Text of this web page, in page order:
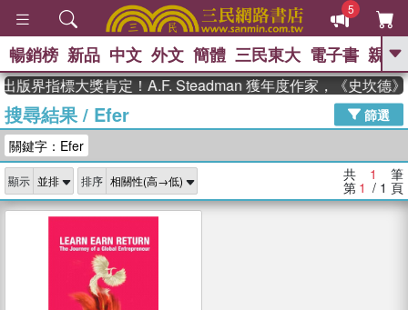
5
GO
高希均教授回憶錄
、 The Odyssey 、 父親節 、 如果歷
獎 臺灣漫遊錄 、 方念華 、 台灣的李
登輝時代
數學女孩：黎曼猜想 、
偉大的迷走神經
暢銷榜 新品 中文 外文 簡體 三民東大 電子書 親子
版界指標大獎肯定！A.F. Steadman 獲年度作家，《史坎德
搜尋結果/ Efer
篩選
關鍵字：Efer
顯示 排序 共 1 筆
第 1 / 1 頁